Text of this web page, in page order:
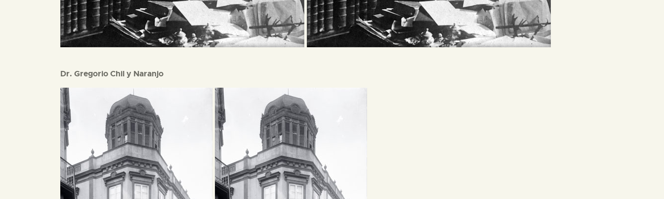
DIDÁCTICA
ESPAÑOL
Dr. Gregorio Chil y Naranjo